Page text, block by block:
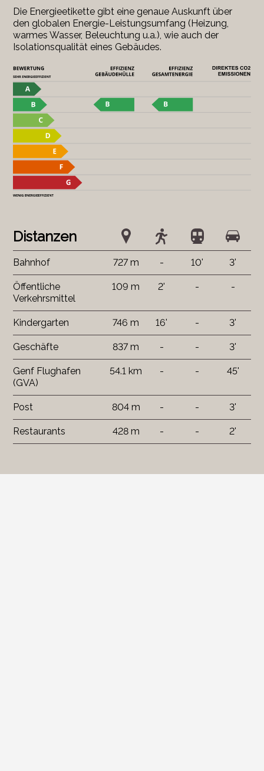
Die Energieetikette gibt eine genaue Auskunft über
den globalen Energie-Leistungsumfang (Heizung,
warmes Wasser, Beleuchtung u.a.), wie auch der
Isolationsqualität eines Gebäudes.
Distanzen
Bahnhof 727 m - 10' 3'
Öffentliche
Verkehrsmittel
109 m 2' - -
Kindergarten 746 m 16' - 3'
Geschäfte 837 m - - 3'
Genf Flughafen
(GVA)
54.1 km - - 45'
Post 804 m - - 3'
Restaurants 428 m - - 2'